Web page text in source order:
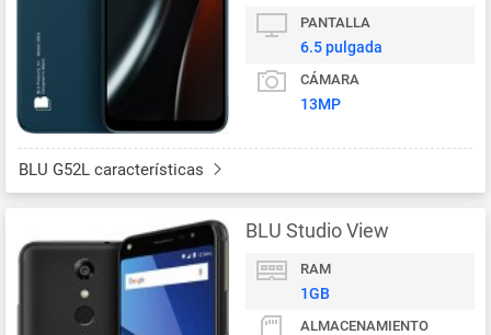
PANTALLA
6.5 pulgada
CÁMARA
13MP
BLU G52L características
BLU Studio View
RAM
1GB
ALMACENAMIENTO